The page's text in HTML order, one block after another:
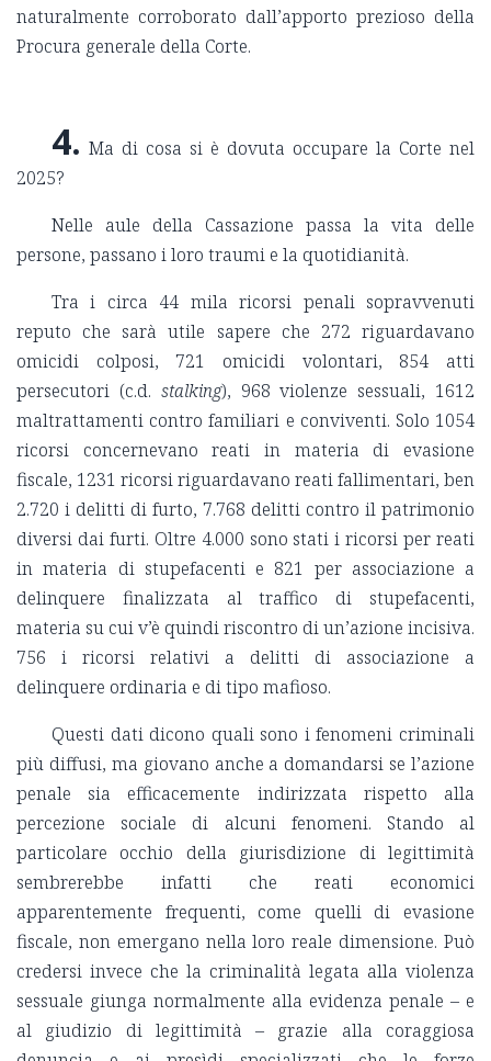
naturalmente corroborato dall’apporto prezioso della
Procura generale della Corte.
4. Ma di cosa si è dovuta occupare la Corte nel
2025?
Nelle aule della Cassazione passa la vita delle
persone, passano i loro traumi e la quotidianità.
Tra i circa 44 mila ricorsi penali sopravvenuti
reputo che sarà utile sapere che 272 riguardavano
omicidi colposi, 721 omicidi volontari, 854 atti
persecutori (c.d. stalking), 968 violenze sessuali, 1612
maltrattamenti contro familiari e conviventi. Solo 1054
ricorsi concernevano reati in materia di evasione
fiscale, 1231 ricorsi riguardavano reati fallimentari, ben
2.720 i delitti di furto, 7.768 delitti contro il patrimonio
diversi dai furti. Oltre 4.000 sono stati i ricorsi per reati
in materia di stupefacenti e 821 per associazione a
delinquere finalizzata al traffico di stupefacenti,
materia su cui v’è quindi riscontro di un’azione incisiva.
756 i ricorsi relativi a delitti di associazione a
delinquere ordinaria e di tipo mafioso.
Questi dati dicono quali sono i fenomeni criminali
più diffusi, ma giovano anche a domandarsi se l’azione
penale sia efficacemente indirizzata rispetto alla
percezione sociale di alcuni fenomeni. Stando al
particolare occhio della giurisdizione di legittimità
sembrerebbe infatti che reati economici
apparentemente frequenti, come quelli di evasione
fiscale, non emergano nella loro reale dimensione. Può
credersi invece che la criminalità legata alla violenza
sessuale giunga normalmente alla evidenza penale – e
al giudizio di legittimità – grazie alla coraggiosa